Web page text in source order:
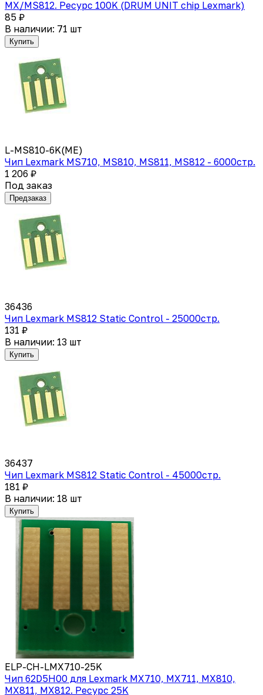
MX/MS812. Ресурс 100K (DRUM UNIT chip Lexmark)
85 ₽
В наличии: 71 шт
Купить
L-MS810-6K(ME)
Чип Lexmark MS710, MS810, MS811, MS812 - 6000стр.
1 206 ₽
Под заказ
Предзаказ
36436
Чип Lexmark MS812 Static Control - 25000стр.
131 ₽
В наличии: 13 шт
Купить
36437
Чип Lexmark MS812 Static Control - 45000стр.
181 ₽
В наличии: 18 шт
Купить
ELP-CH-LMX710-25K
Чип 62D5H00 для Lexmark MX710, MX711, MX810,
MX811, MX812. Ресурс 25K